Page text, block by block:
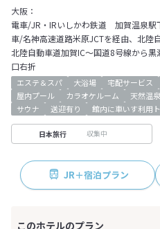
大阪：
電車/JR・IRいしかわ鉄道 加賀温泉駅
車/名神高速道路米原JCTを経由、北陸
北陸自動車道加賀IC～国道8号線から
口右折
エステ＆スパ 大浴場 宅配サービス
屋内プール
カラオケルーム 天然温泉
サウナ
送迎有り 館内に車いす利用
日本旅行 収集中
JR＋宿泊プラン